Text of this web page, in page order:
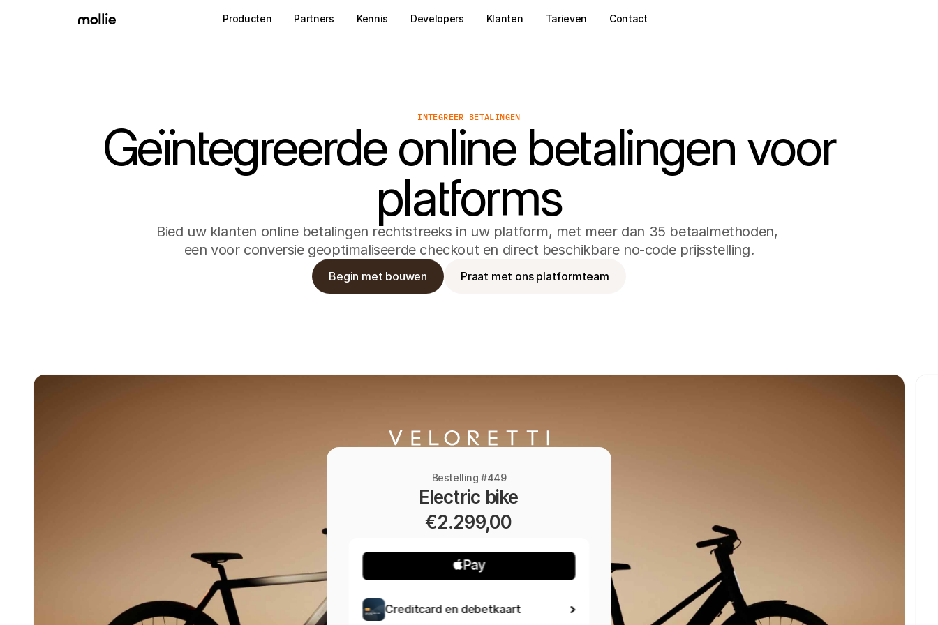
INTEGREER BETALINGEN
Geïntegreerde online betalingen voor
platforms
Bied uw klanten online betalingen rechtstreeks in uw platform, met meer dan 35 betaalmethoden,
een voor conversie geoptimaliseerde checkout en direct beschikbare no-code prijsstelling.
Begin met bouwen Praat met ons platformteam
Bestelling #449
Electric bike
€2.299,00
Creditcard en debetkaart
Creditcard en
Producten Partners Kennis Developers Klanten Tarieven Contact